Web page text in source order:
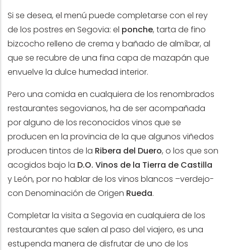
Si se desea, el menú puede completarse con el rey
de los postres en Segovia: el ponche, tarta de fino
bizcocho relleno de crema y bañado de almíbar, al
que se recubre de una fina capa de mazapán que
envuelve la dulce humedad interior.
Pero una comida en cualquiera de los renombrados
restaurantes segovianos, ha de ser acompañada
por alguno de los reconocidos vinos que se
producen en la provincia de la que algunos viñedos
producen tintos de la Ribera del Duero, o los que son
acogidos bajo la D.O. Vinos de la Tierra de Castilla
y León, por no hablar de los vinos blancos –verdejo-
con Denominación de Origen Rueda.
Completar la visita a Segovia en cualquiera de los
restaurantes que salen al paso del viajero, es una
estupenda manera de disfrutar de uno de los